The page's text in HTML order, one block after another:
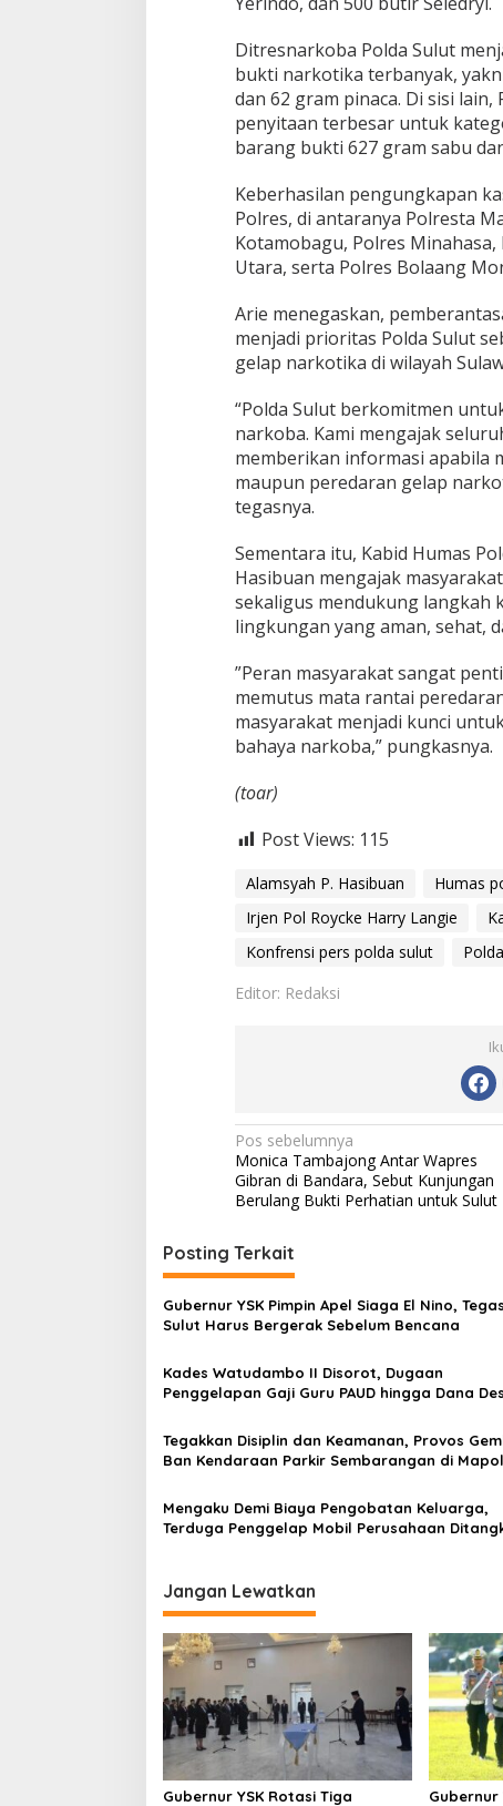
Ditresnarkoba Polda Sulut
bukti narkotika terbanyak,
dan 62 gram pinaca. Di sisi
penyitaan terbesar untuk
barang bukti 627 gram sabu
Keberhasilan pengungkapan
Polres, di antaranya Polresta
Kotamobagu, Polres
Utara, serta Polres Bolaang
Arie menegaskan,
menjadi prioritas Polda Sulut
gelap narkotika di wilayah
“Polda Sulut berkomitmen
narkoba. Kami mengajak
memberikan informasi apabila
maupun peredaran gelap
tegasnya.
Sementara itu, Kabid Humas
Hasibuan mengajak
sekaligus mendukung langkah
lingkungan yang aman, sehat,
‎”Peran masyarakat sangat
memutus mata rantai
masyarakat menjadi kunci
bahaya narkoba,” pungkasnya.
(toar)
Post Views: 115
Alamsyah P. Hasibuan
Humas
Irjen Pol Roycke Harry Langie
Konfrensi pers polda sulut
Editor: Redaksi
N
a
v
i
g
a
s
i
p
s
Pos sebelumnya
Monica Tambajong Antar Wapres
Gibran di Bandara, Sebut Kunjungan
Berulang Bukti Perhatian untuk Sulut
Posting Terkait
Gubernur YSK Pimpin Apel Siaga El Nino,
Sulut Harus Bergerak Sebelum Bencana
Kades Watudambo II Disorot, Dugaan
Penggelapan Gaji Guru PAUD hingga Dana
Tegakkan Disiplin dan Keamanan, Provos
Ban Kendaraan Parkir Sembarangan di
Mengaku Demi Biaya Pengobatan Keluarga,
Terduga Penggelap Mobil Perusahaan
Jangan Lewatkan
Gubernur YSK Rotasi Tiga Gubernur